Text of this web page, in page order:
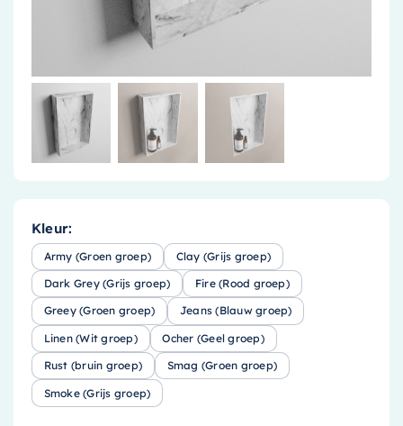
Kleur:
Army (Groen groep) Clay (Grijs groep)
Dark Grey (Grijs groep) Fire (Rood groep)
Greey (Groen groep) Jeans (Blauw groep)
Linen (Wit groep) Ocher (Geel groep)
Rust (bruin groep) Smag (Groen groep)
Smoke (Grijs groep)